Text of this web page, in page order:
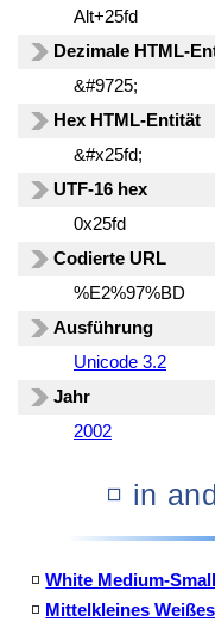
Alt+25fd
Dezimale HTML-
&#9725;
Hex HTML-Entität
&#x25fd;
UTF-16 hex
0x25fd
Codierte URL
%E2%97%BD
Ausführung
Unicode 3.2
Jahr
2002
◽ in
◽ White Medium-
◽ Mittelkleines